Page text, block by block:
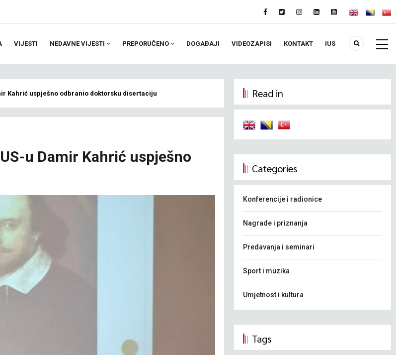
VIJESTI NEDAVNE VIJESTI PREPORUČENO DOGAĐAJI VIDEOZAPISI KONTAKT IUS
Kahrić uspješno odbranio doktorsku disertaciju
u Damir Kahrić uspješno
Read in
Categories
Konferencije i radionice
Nagrade i priznanja
Predavanja i seminari
Sport i muzika
Umjetnost i kultura
Tags